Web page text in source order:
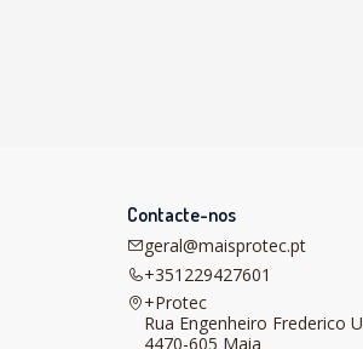
Contacte-nos
geral@maisprotec.pt
+351229427601
+Protec
Rua Engenheiro Frederico
4470-605 Maia